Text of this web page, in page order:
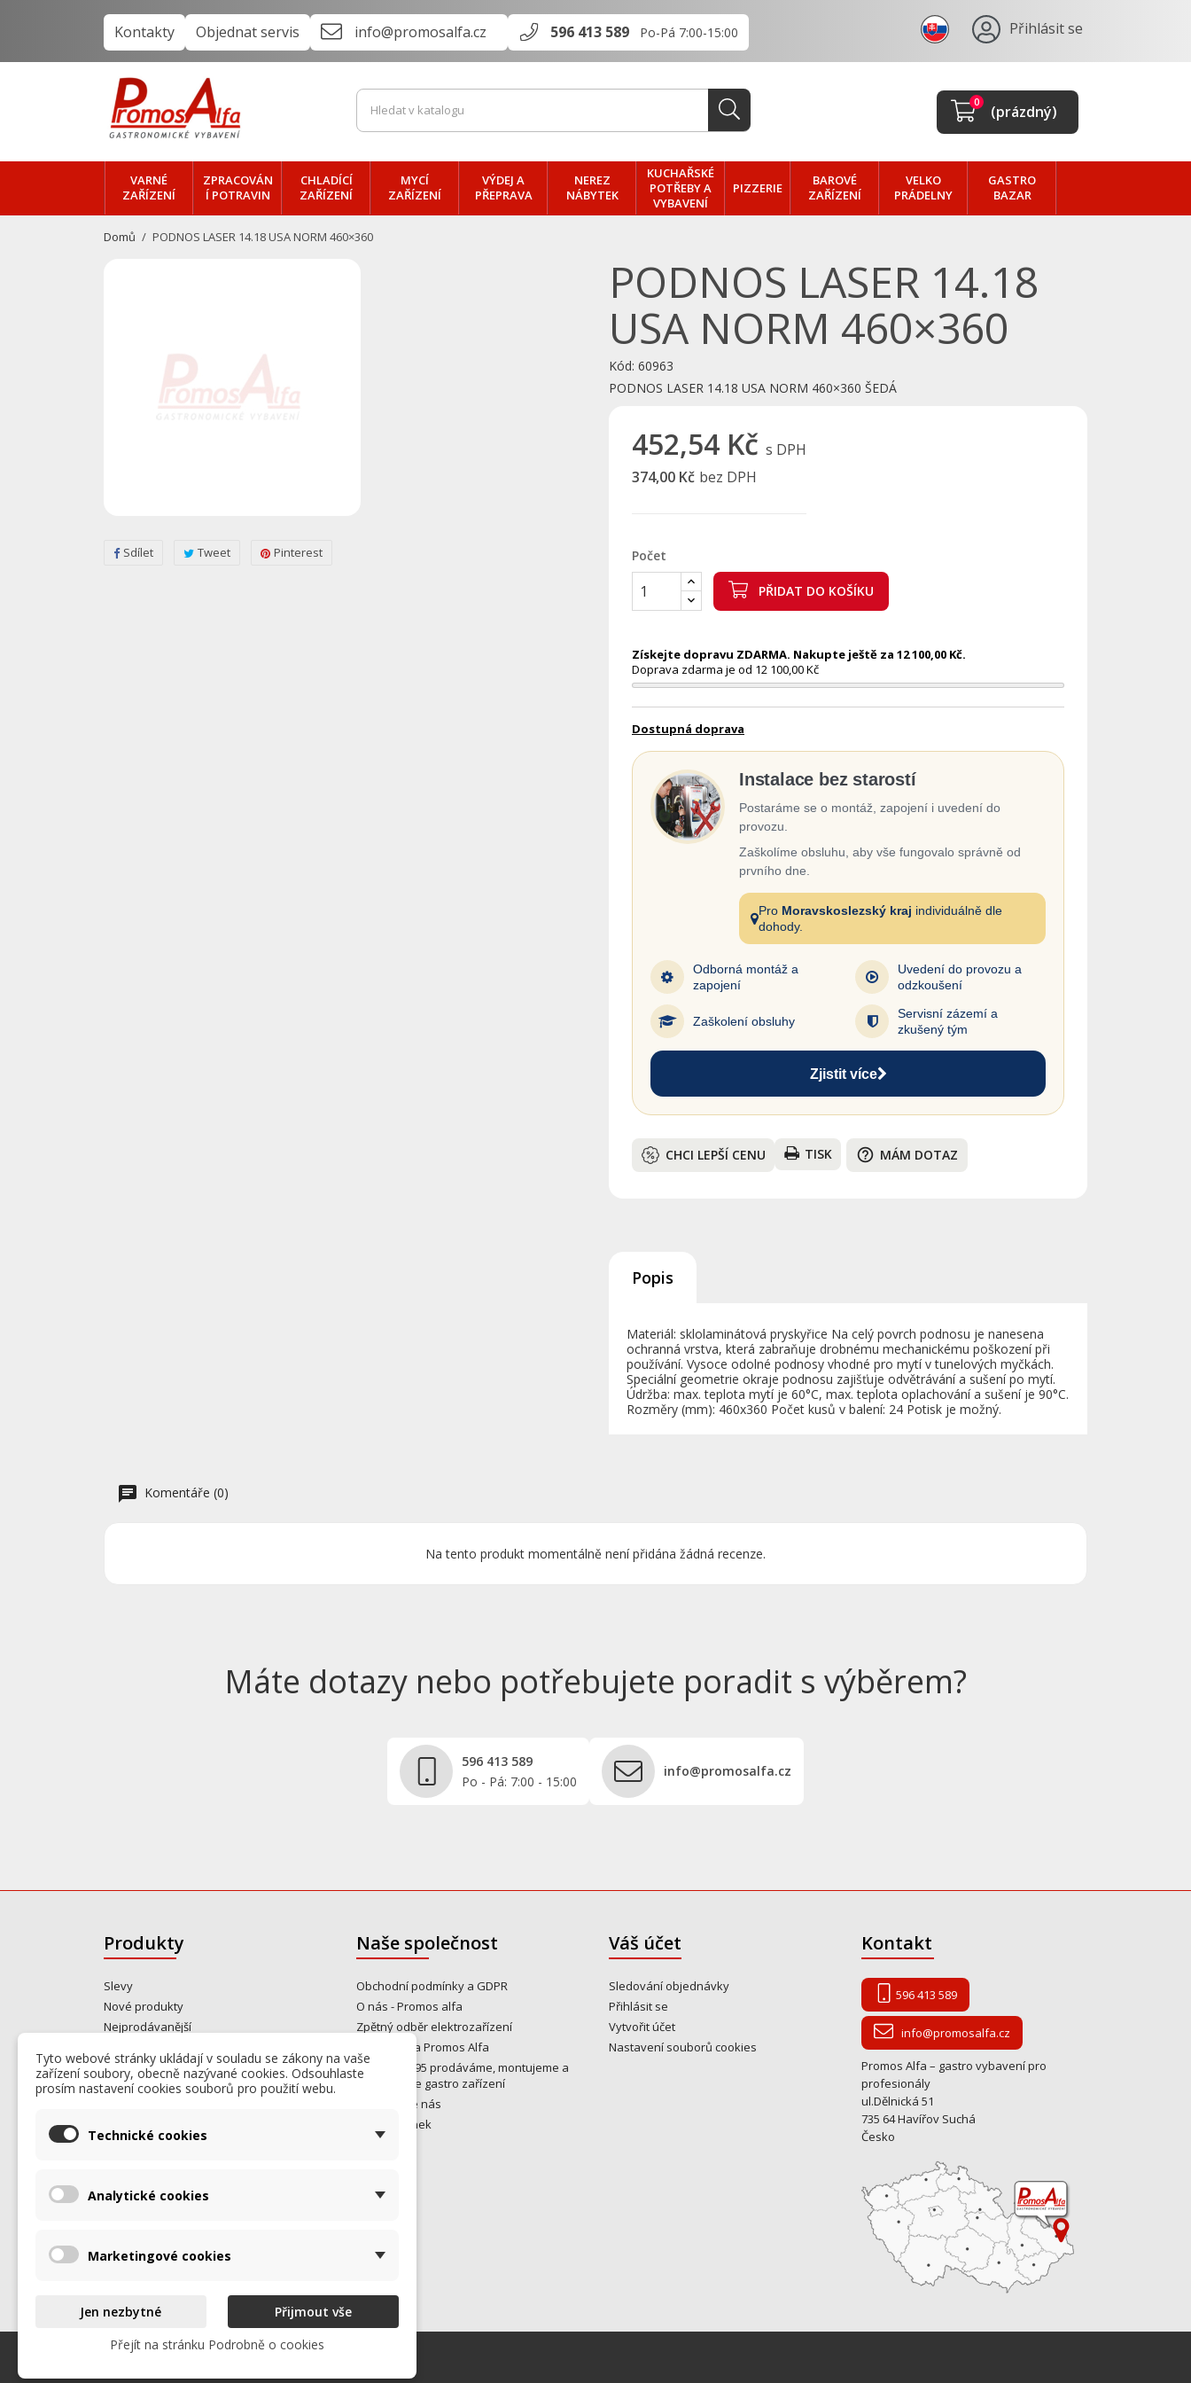
Kontakty Objednat servis info@promosalfa.cz 596 413 589 Po-Pá 7:00-15:00 Přihlásit se
(prázdný)
0
VARNÉ
ZAŘÍZENÍ
ZPRACOVÁN
Í POTRAVIN
CHLADÍCÍ
ZAŘÍZENÍ
MYCÍ
ZAŘÍZENÍ
VÝDEJ A
PŘEPRAVA
NEREZ
NÁBYTEK
KUCHAŘSKÉ
POTŘEBY A
VYBAVENÍ
PIZZERIE
BAROVÉ
ZAŘÍZENÍ
VELKO
PRÁDELNY
GASTRO
BAZAR
Domů PODNOS LASER 14.18 USA NORM 460×360
Sdílet Tweet Pinterest
PODNOS LASER 14.18
USA NORM 460×360
Kód: 60963
PODNOS LASER 14.18 USA NORM 460×360 ŠEDÁ
452,54 Kč s DPH
374,00 Kč bez DPH
Počet
PŘIDAT DO KOŠÍKU
Získejte dopravu ZDARMA. Nakupte ještě za 12 100,00 Kč.
Doprava zdarma je od 12 100,00 Kč
Dostupná doprava
Instalace bez starostí
Postaráme se o montáž, zapojení i uvedení do
provozu.
Zaškolíme obsluhu, aby vše fungovalo správně od
prvního dne.
Pro Moravskoslezský kraj individuálně dle
dohody.
Odborná montáž a
zapojení
Uvedení do provozu a
odzkoušení
Zaškolení obsluhy
Servisní zázemí a
zkušený tým
Zjistit více
CHCI LEPŠÍ CENU TISK help_outline MÁM DOTAZ
Popis
Materiál: sklolaminátová pryskyřice Na celý povrch podnosu je nanesena
ochranná vrstva, která zabraňuje drobnému mechanickému poškození při
používání. Vysoce odolné podnosy vhodné pro mytí v tunelových myčkách.
Speciální geometrie okraje podnosu zajišťuje odvětrávání a sušení po mytí.
Údržba: max. teplota mytí je 60°C, max. teplota oplachování a sušení je 90°C.
Rozměry (mm): 460x360 Počet kusů v balení: 24 Potisk je možný.
Komentáře (0)
Na tento produkt momentálně není přidána žádná recenze.
Máte dotazy nebo potřebujete poradit s výběrem?
596 413 589
Po - Pá: 7:00 - 15:00
info@promosalfa.cz
Produkty
Slevy
Nové produkty
Nejprodávanější
Naše společnost
Obchodní podmínky a GDPR
O nás - Promos alfa
Zpětný odběr elektrozařízení
Kontakty na Promos Alfa
Od roku 1995 prodáváme, montujeme a
opravujeme gastro zařízení
Kontaktujte nás
Mapa stránek
Váš účet
Sledování objednávky
Přihlásit se
Vytvořit účet
Nastavení souborů cookies
Kontakt
596 413 589
info@promosalfa.cz
Promos Alfa – gastro vybavení pro
profesionály
ul.Dělnická 51
735 64 Havířov Suchá
Česko
Tyto webové stránky ukládají v souladu se zákony na vaše
zařízení soubory, obecně nazývané cookies. Odsouhlaste
prosím nastavení cookies souborů pro použití webu.
Technické cookies
Analytické cookies
Marketingové cookies
Jen nezbytné
Přijmout vše
Přejít na stránku Podrobně o cookies